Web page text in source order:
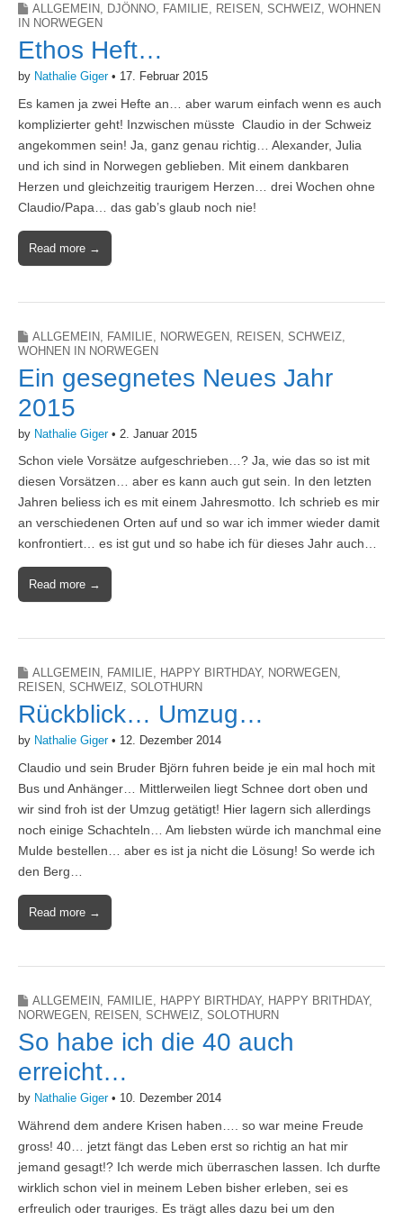
ALLGEMEIN DJÖNNO FAMILIE REISEN SCHWEIZ WOHNEN
IN NORWEGEN
Ethos Heft…
by Nathalie Giger• 17. Februar 2015
Es kamen ja zwei Hefte an… aber warum einfach wenn es auch
komplizierter geht! Inzwischen müsste Claudio in der Schweiz
angekommen sein! Ja, ganz genau richtig… Alexander, Julia
und ich sind in Norwegen geblieben. Mit einem dankbaren
Herzen und gleichzeitig traurigem Herzen… drei Wochen ohne
Claudio/Papa… das gab’s glaub noch nie!
Read more →
ALLGEMEIN FAMILIE NORWEGEN REISEN SCHWEIZ
WOHNEN IN NORWEGEN
Ein gesegnetes Neues Jahr
2015
by Nathalie Giger• 2. Januar 2015
Schon viele Vorsätze aufgeschrieben…? Ja, wie das so ist mit
diesen Vorsätzen… aber es kann auch gut sein. In den letzten
Jahren beliess ich es mit einem Jahresmotto. Ich schrieb es mir
an verschiedenen Orten auf und so war ich immer wieder damit
konfrontiert… es ist gut und so habe ich für dieses Jahr auch…
Read more →
ALLGEMEIN, FAMILIE, HAPPY BIRTHDAY, NORWEGEN,
REISEN, SCHWEIZ, SOLOTHURN
Rückblick… Umzug…
by Nathalie Giger• 12. Dezember 2014
Claudio und sein Bruder Björn fuhren beide je ein mal hoch mit
Bus und Anhänger… Mittlerweilen liegt Schnee dort oben und
wir sind froh ist der Umzug getätigt! Hier lagern sich allerdings
noch einige Schachteln… Am liebsten würde ich manchmal eine
Mulde bestellen… aber es ist ja nicht die Lösung! So werde ich
den Berg…
Read more →
ALLGEMEIN, FAMILIE, HAPPY BIRTHDAY, HAPPY BRITHDAY,
NORWEGEN, REISEN, SCHWEIZ, SOLOTHURN
So habe ich die 40 auch
erreicht…
by Nathalie Giger• 10. Dezember 2014
Während dem andere Krisen haben…. so war meine Freude
gross! 40… jetzt fängt das Leben erst so richtig an hat mir
jemand gesagt!? Ich werde mich überraschen lassen. Ich durfte
wirklich schon viel in meinem Leben bisher erleben, sei es
erfreulich oder trauriges. Es trägt alles dazu bei um den